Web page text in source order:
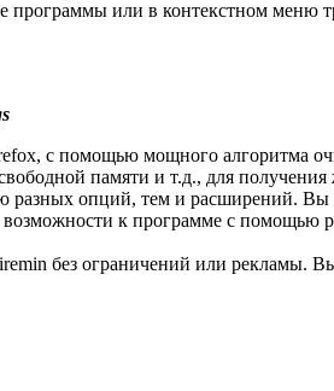
или в контекстном меню
с помощью мощного алгоритма
памяти и т.д., для получения
опций, тем и расширений. Вы
к программе с помощью
без ограничений или рекламы.